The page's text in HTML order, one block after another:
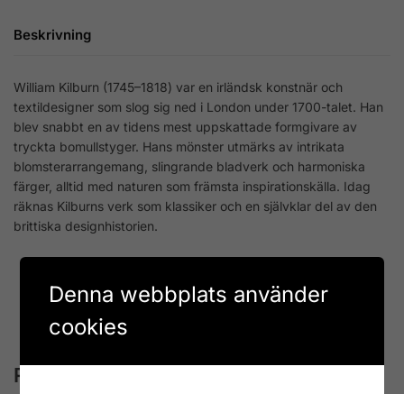
Beskrivning
William Kilburn (1745–1818) var en irländsk konstnär och
textildesigner som slog sig ned i London under 1700-talet. Han
blev snabbt en av tidens mest uppskattade formgivare av
tryckta bomullstyger. Hans mönster utmärks av intrikata
blomsterarrangemang, slingrande bladverk och harmoniska
färger, alltid med naturen som främsta inspirationskälla. Idag
räknas Kilburns verk som klassiker och en självklar del av den
brittiska designhistorien.
Artikelnr:
LP96705
Kategori: Muggar
Relaterade produkter
Denna webbplats använder
cookies